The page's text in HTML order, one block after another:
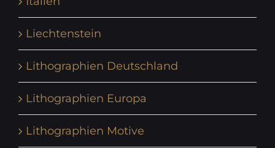
Liechtenstein
Lithographien Deutschland
Lithographien Europa
Lithographien Motive